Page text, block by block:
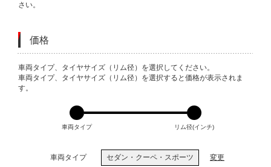
さい。
価格
VARIATIONS
車両タイプ、タイヤサイズ（リム径）を選択してください。
車両タイプ、タイヤサイズ（リム径）を選択すると価格が表示されま
す。
車両タイプ リム径(インチ)
車両タイプ セダン・クーペ・スポーツ 変更